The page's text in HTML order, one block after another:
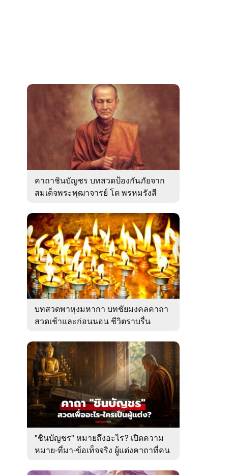
คาถาชินบัญชร บทสวดป้องกันภัยจาก
สมเด็จพระพุฒาจารย์ โต พรหมรังสี
บทสวดพาหุงมหากา บทชัยมงคลคาถา
สวดเช้าและก่อนนอน ชีวิตราบรื่น
"ชินบัญชร" หมายถึงอะไร? เปิดความ
หมาย-ที่มา-ข้อเท็จจริง ผู้แต่งคาถาที่คน